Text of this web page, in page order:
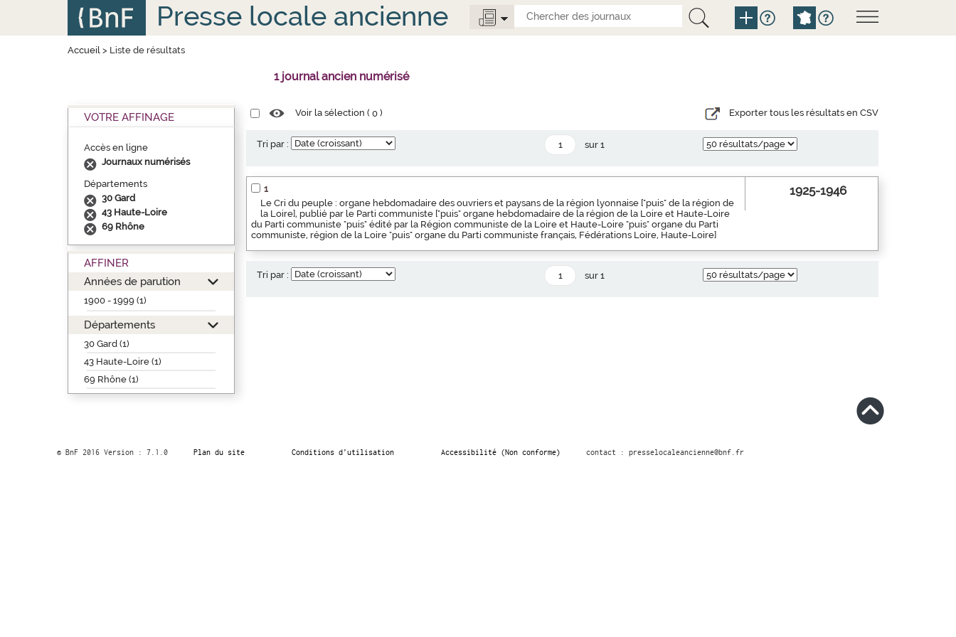
Presse locale ancienne
Accueil> Liste de résultats
1 journal ancien numérisé
VOTRE AFFINAGE
Accès en ligne
Journaux numérisés
Départements
30 Gard
43 Haute-Loire
69 Rhône
AFFINER
Années de parution
1900 - 1999 (1)
Départements
30 Gard (1)
43 Haute-Loire (1)
69 Rhône (1)
Voir la sélection (0 ) Exporter tous les résultats en CSV
Tri par : sur 1
1
Le Cri du peuple : organe hebdomadaire des ouvriers et paysans de la région lyonnaise ["puis" de la région de
la Loire], publié par le Parti communiste ["puis" organe hebdomadaire de la région de la Loire et Haute-Loire
du Parti communiste "puis" édité par la Région communiste de la Loire et Haute-Loire "puis" organe du Parti
communiste, région de la Loire "puis" organe du Parti communiste français, Fédérations Loire, Haute-Loire]
1925-1946
Tri par : sur 1
© BnF 2016 Version : 7.1.0 Plan du site Conditions d’utilisation Accessibilité (Non conforme) contact : presselocaleancienne@bnf.fr
Panneau de gestion des cookies